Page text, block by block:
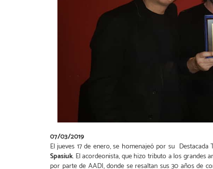
07/03/2019
El jueves 17 de enero, se homenajeó por su
Spasiuk. El acordeonista, que hizo tributo a los grandes
por parte de AADI, donde se resaltan sus 30 años de